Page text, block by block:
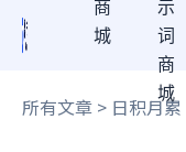
商
城
示
词
商
城
所有文章 > 日积月累